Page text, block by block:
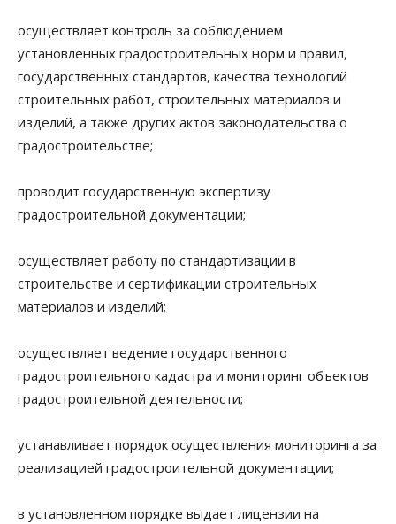
осуществляет контроль за соблюдением
установленных градостроительных норм и правил,
государственных стандартов, качества технологий
строительных работ, строительных материалов и
изделий, а также других актов законодательства о
градостроительстве;
проводит государственную экспертизу
градостроительной документации;
осуществляет работу по стандартизации в
строительстве и сертификации строительных
материалов и изделий;
осуществляет ведение государственного
градостроительного кадастра и мониторинг объектов
градостроительной деятельности;
устанавливает порядок осуществления мониторинга за
реализацией градостроительной документации;
в установленном порядке выдает лицензии на